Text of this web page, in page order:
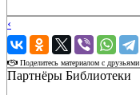
‹
›
Поделитесь материалом с друзьями
Партнёры Библиотеки